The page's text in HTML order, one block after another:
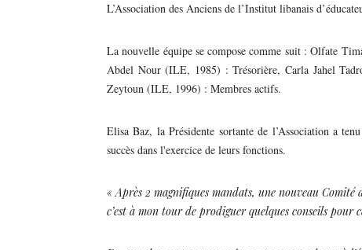
L’Association des Anciens de l’Institut libanais
La nouvelle équipe se compose comme suit : Olfate
Abdel Nour (ILE, 1985) : Trésorière, Carla Jahel
Zeytoun (ILE, 1996) : Membres actifs.
Elisa Baz, la Présidente sortante de l’Association a
succès dans l'exercice de leurs fonctions.
« Après 2 magnifiques mandats, une nouveau
c’est à mon tour de prodiguer quelques conseils pour